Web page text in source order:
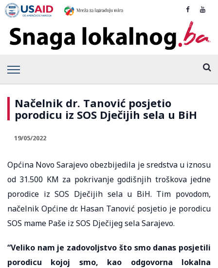
Načelnik dr. Tanović posjetio
porodicu iz SOS Dječijih sela u BiH
19/05/2022
Općina Novo Sarajevo obezbijedila je sredstva u iznosu
od 31.500 KM za pokrivanje godišnjih troškova jedne
porodice iz SOS Dječijih sela u BiH. Tim povodom,
načelnik Općine dr. Hasan Tanović posjetio je porodicu
SOS mame Paše iz SOS Dječijeg sela Sarajevo.
“Veliko nam je zadovoljstvo što smo danas posjetili
porodicu kojoj smo, kao odgovorna lokalna